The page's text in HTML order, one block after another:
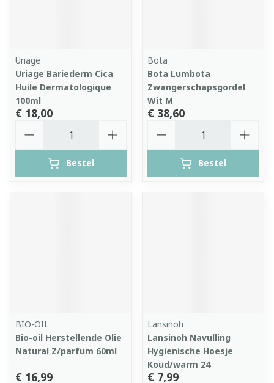
Uriage
Uriage Bariederm Cica
Huile Dermatologique
100ml
€ 18,00
Bestel
Bota
Bota Lumbota
Zwangerschapsgordel
Wit M
€ 38,60
Bestel
BIO-OIL
Bio-oil Herstellende Olie
Natural Z/parfum 60ml
€ 16,99
Lansinoh
Lansinoh Navulling
Hygienische Hoesje
Koud/warm 24
€ 7,99